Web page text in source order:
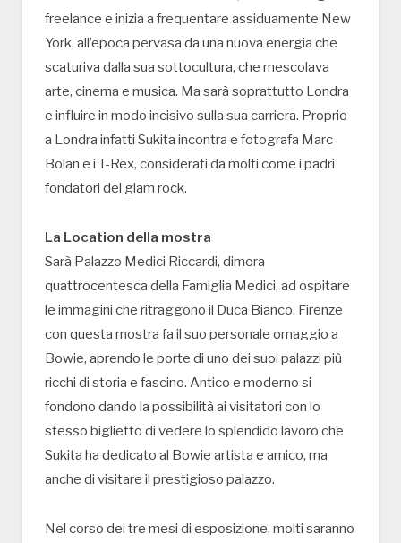
freelance e inizia a frequentare assiduamente New
York, all’epoca pervasa da una nuova energia che
scaturiva dalla sua sottocultura, che mescolava
arte, cinema e musica. Ma sarà soprattutto Londra
e influire in modo incisivo sulla sua carriera. Proprio
a Londra infatti Sukita incontra e fotografa Marc
Bolan e i T-Rex, considerati da molti come i padri
fondatori del glam rock.
La Location della mostra
Sarà Palazzo Medici Riccardi, dimora
quattrocentesca della Famiglia Medici, ad ospitare
le immagini che ritraggono il Duca Bianco. Firenze
con questa mostra fa il suo personale omaggio a
Bowie, aprendo le porte di uno dei suoi palazzi più
ricchi di storia e fascino. Antico e moderno si
fondono dando la possibilità ai visitatori con lo
stesso biglietto di vedere lo splendido lavoro che
Sukita ha dedicato al Bowie artista e amico, ma
anche di visitare il prestigioso palazzo.
Nel corso dei tre mesi di esposizione, molti saranno